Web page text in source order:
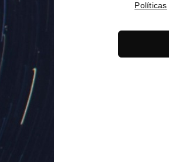
Políticas